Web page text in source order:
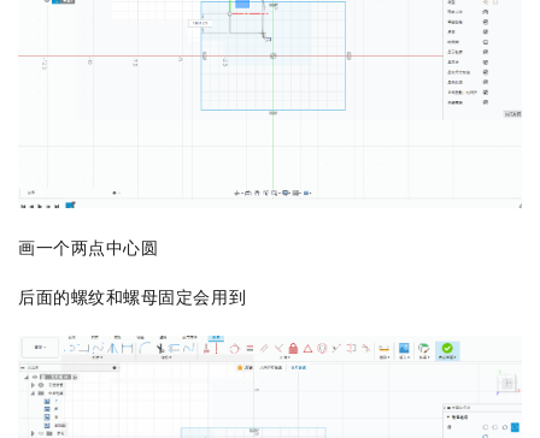
画一个两点中心圆
后面的螺纹和螺母固定会用到